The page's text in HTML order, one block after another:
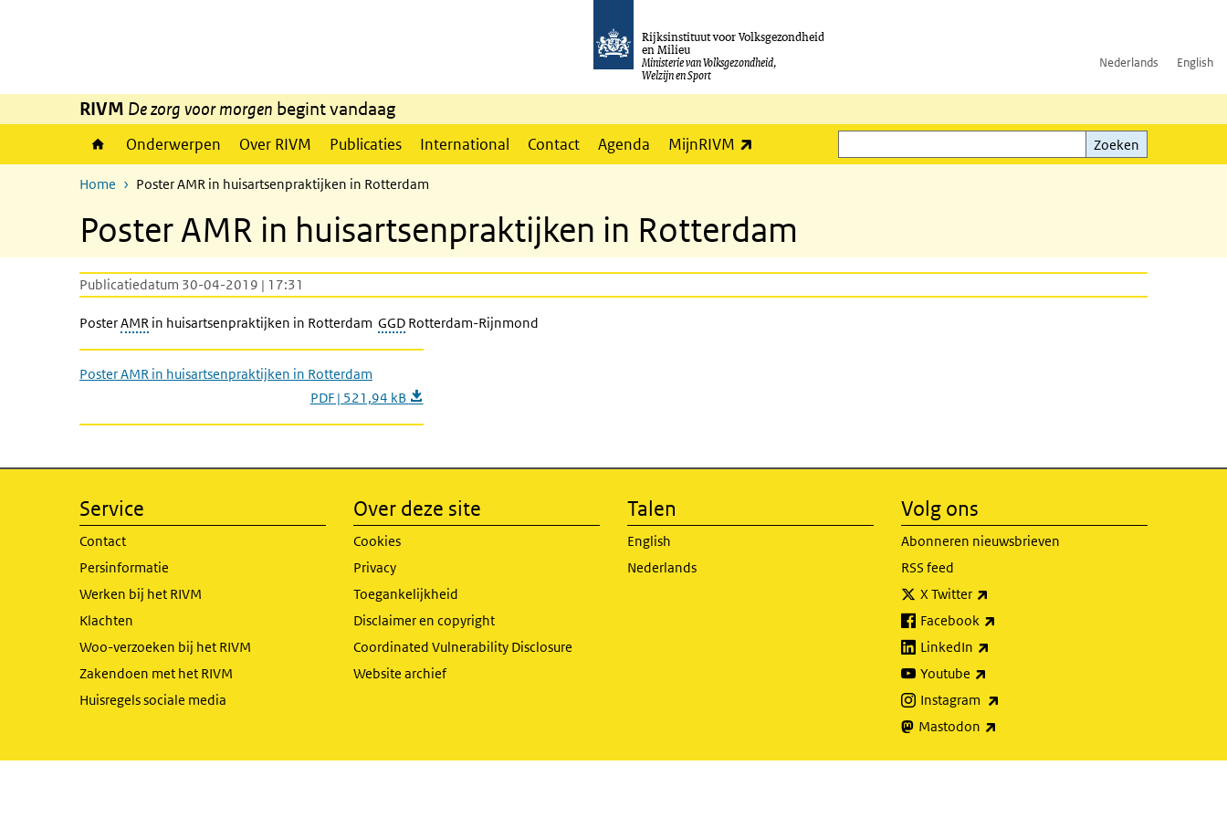
Rijksinstituut voor Volksgezondheid
en Milieu
Ministerie van Volksgezondheid,
Welzijn en Sport
Nederlands English
RIVM De zorg voor morgen begint vandaag
Onderwerpen Over RIVM Publicaties International Contact Agenda MijnRIVM
Zoeken
Zoeken
Home Poster AMR in huisartsenpraktijken in Rotterdam
Poster AMR in huisartsenpraktijken in Rotterdam
Publicatiedatum 30-04-2019 | 17:31
PosterAMR in huisartsenpraktijken in Rotterdam GGD Rotterdam-Rijnmond
Poster AMR in huisartsenpraktijken in Rotterdam
PDF | 521,94 kB
Service
Contact
Persinformatie
Werken bij het RIVM
Klachten
Woo-verzoeken bij het RIVM
Zakendoen met het RIVM
Huisregels sociale media
Over deze site
Cookies
Privacy
Toegankelijkheid
Disclaimer en copyright
Coordinated Vulnerability Disclosure
Website archief
Talen
English
Nederlands
Volg ons
Abonneren nieuwsbrieven
RSS feed
X Twitter
Facebook
LinkedIn
Youtube
Instagram
Mastodon